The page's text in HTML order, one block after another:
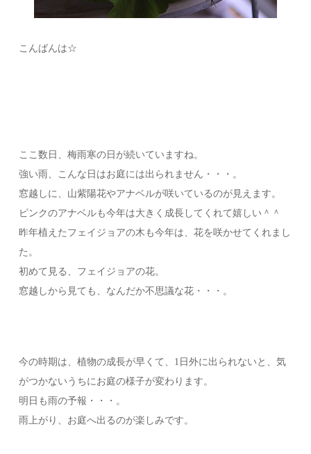
こんばんは☆
ここ数日、梅雨寒の日が続いていますね。
強い雨、こんな日はお庭には出られません・・・。
窓越しに、山紫陽花やアナベルが咲いているのが見えます。
ピンクのアナベルも今年は大きく成長してくれて嬉しい＾＾
昨年植えたフェイジョアの木も今年は、花を咲かせてくれまし
た。
初めて見る、フェイジョアの花。
窓越しから見ても、なんだか不思議な花・・・。
今の時期は、植物の成長が早くて、1日外に出られないと、気
がつかないうちにお庭の様子が変わります。
明日も雨の予報・・・。
雨上がり、お庭へ出るのが楽しみです。